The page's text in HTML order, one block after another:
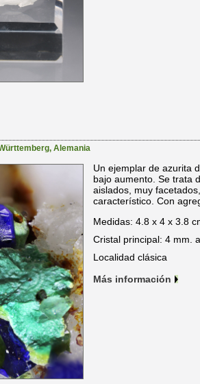
, Alemania
Un ejemplar de azurita
bajo aumento. Se trata
aislados, muy
característico. Con
Medidas: 4.8 x 4 x 3.8
Cristal principal: 4 mm.
Localidad clásica
Más información